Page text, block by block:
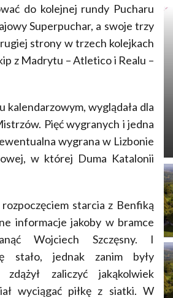
do kolejnej rundy Pucharu
Superpuchar, a swoje trzy
strony w trzech kolejkach
z Madrytu – Atletico i Realu –
kalendarzowym, wyglądała dla
Pięć wygranych i jedna
wygrana w Lizbonie
w której Duma Katalonii
starcia z Benfiką
informacje jakoby w bramce
Wojciech Szczęsny. I
stało, jednak zanim były
zaliczyć jakąkolwiek
wyciągać piłkę z siatki. W